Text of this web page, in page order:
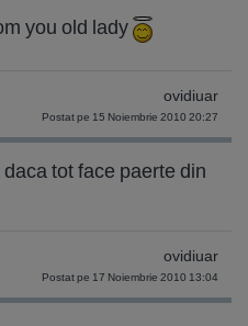
you old lady
ovidiuar
Postat pe 15 Noiembrie 2010 20:27
tot face paerte din
ovidiuar
Postat pe 17 Noiembrie 2010 13:04